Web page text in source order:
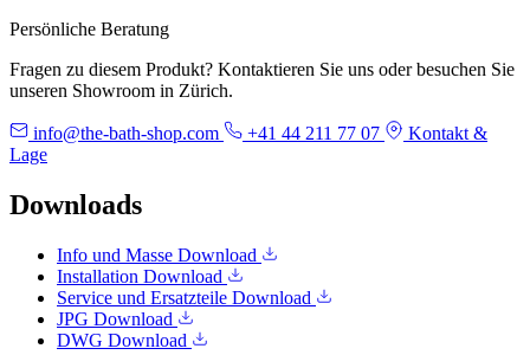
Persönliche Beratung
Fragen zu diesem Produkt? Kontaktieren Sie uns oder besuchen Sie
unseren Showroom in Zürich.
info@the-bath-shop.com +41 44 211 77 07
Kontakt &
Lage
Downloads
Info und Masse Download
Installation Download
Service und Ersatzteile Download
JPG Download
DWG Download